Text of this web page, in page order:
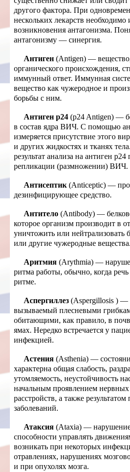
другого фактора. При
нескольких лекарств
возникновения антагонизма.
антагонизму — синергия.
Антиген (Antigen) —
органического происхождения,
иммунный ответ. Иммунная
вещество как чужеродное и
борьбы с ним.
Антиген p24 (p24 Antigen) —
в состав ядра ВИЧ. С помощью
измеряется присутствие этого
и других жидкостях и тканях
результат анализа на антиген
репликации (размножении) ВИЧ.
Антисептик (Anticeptic) —
дезинфицирующее средство.
Антитело (Antibody) —
которое организм производит в
уничтожить или нейтрализовать
или другие чужеродные вещества.
Аритмия (Arythmia) —
ритма работы, обычно, когда
ритме.
Аспергиллез (Aspergillosis ) —
вызываемый плесневыми
обитающими, как правило, в
ямах. Нередко встречается у
инфекцией.
Астения (Asthenia) —
характерна общая слабость,
утомляемость, неустойчивость
начальным проявлением
расстройств, а также
заболеваний.
Атаксия (Ataxia) —
способности управлять
возникать при некоторых
отравлениях, нарушениях
и при опухолях мозга.